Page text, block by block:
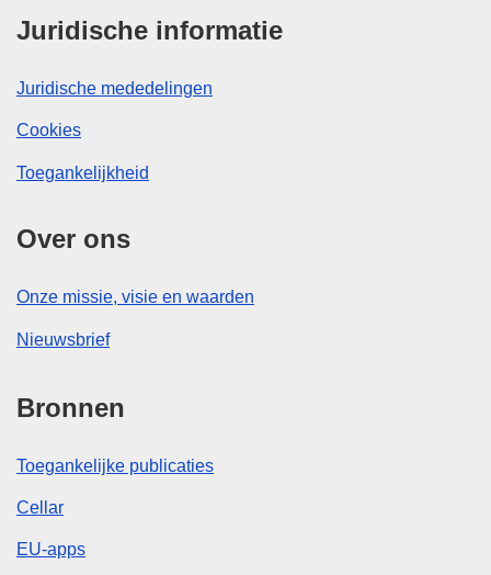
Juridische informatie
Juridische mededelingen
Cookies
Toegankelijkheid
Over ons
Onze missie, visie en waarden
Nieuwsbrief
Bronnen
Toegankelijke publicaties
Cellar
EU-apps